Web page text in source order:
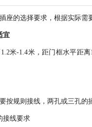
座的选择要求，根据实际需
宜
米-1.4米，距门框水平距
按规则接线，两孔或三孔的
接线要求